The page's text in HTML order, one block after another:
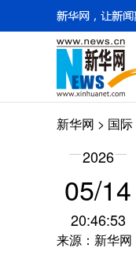
新华网 > 国际
2026
05/14
20:46:53
来源：新华网